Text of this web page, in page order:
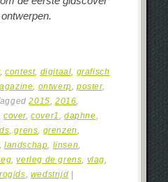
,contest, digitaal, grafisch
, ontwerp,poster,
2015,2016,
cover,cover1,daphne,
,grens, grenzen,
,landschap, linsen,
,verleg de grens, vlag,
, wedstrijd